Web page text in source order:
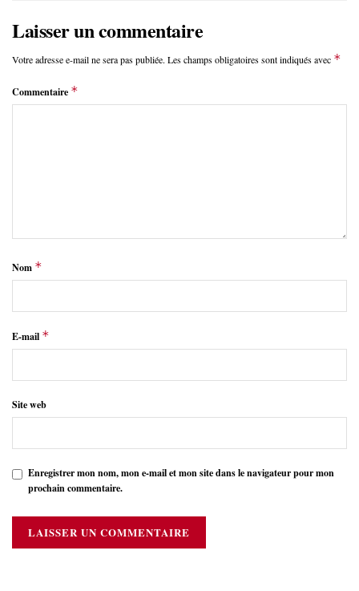
Laisser un commentaire
Votre adresse e-mail ne sera pas publiée. Les champs obligatoires sont indiqués avec *
Commentaire *
Nom *
E-mail *
Site web
Enregistrer mon nom, mon e-mail et mon site dans le navigateur pour mon
prochain commentaire.